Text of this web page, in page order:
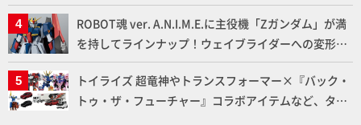
ー塗料の未来についてインタビュー！
ROBOT魂 ver. A.N.I.M.E.に主役機「Zガンダム」が満
を持してラインナップ！ウェイブライダーへの変形、
劇中どおりのプロポーションを再現【機動戦士Zガン
ダム】
トイライズ 超竜神やトランスフォーマー×『バック・
トゥ・ザ・フューチャー』コラボアイテムなど、タカ